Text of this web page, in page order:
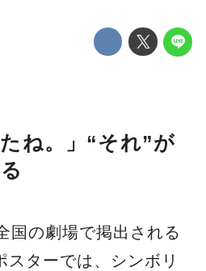
ね。」“それ”が
国の劇場で掲出される
スターでは、シンボリ